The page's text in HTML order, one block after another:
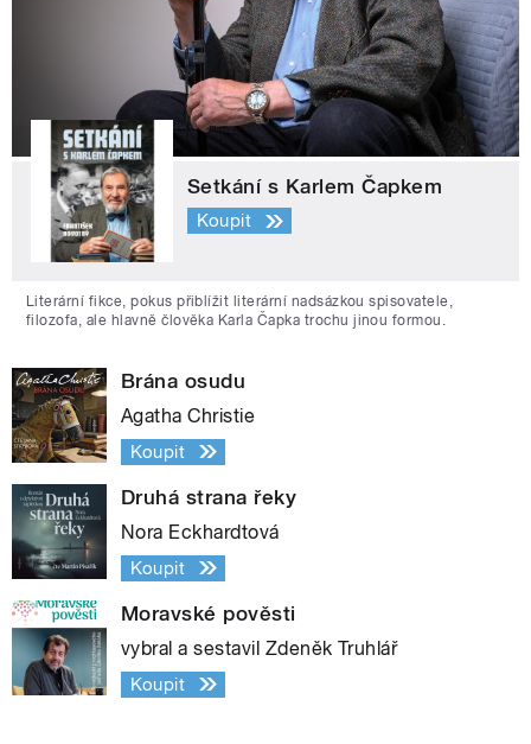
Setkání s Karlem Čapkem
Koupit
Literární fikce, pokus přiblížit literární nadsázkou spisovatele,
filozofa, ale hlavně člověka Karla Čapka trochu jinou formou.
Brána osudu
Agatha Christie
Koupit
Druhá strana řeky
Nora Eckhardtová
Koupit
Moravské pověsti
vybral a sestavil Zdeněk Truhlář
Koupit